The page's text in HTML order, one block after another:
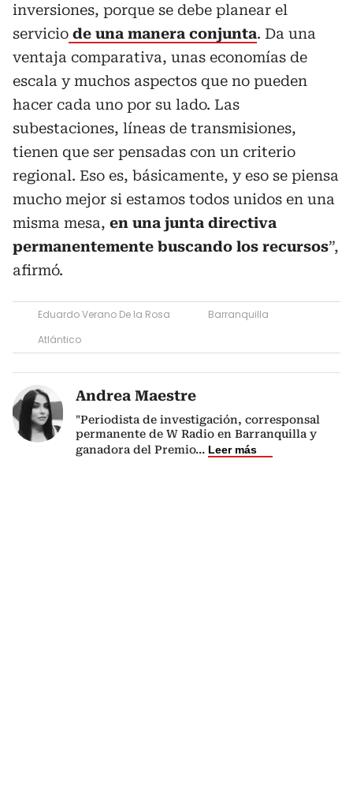
inversiones, porque se debe planear el
servicio de una manera conjunta. Da una
ventaja comparativa, unas economías de
escala y muchos aspectos que no pueden
hacer cada uno por su lado. Las
subestaciones, líneas de transmisiones,
tienen que ser pensadas con un criterio
regional. Eso es, básicamente, y eso se piensa
mucho mejor si estamos todos unidos en una
misma mesa, en una junta directiva
permanentemente buscando los recursos”,
afirmó.
Eduardo Verano De la Rosa
Barranquilla
Atlántico
Andrea Maestre
"Periodista de investigación, corresponsal
permanente de W Radio en Barranquilla y
ganadora del Premio... Leer más